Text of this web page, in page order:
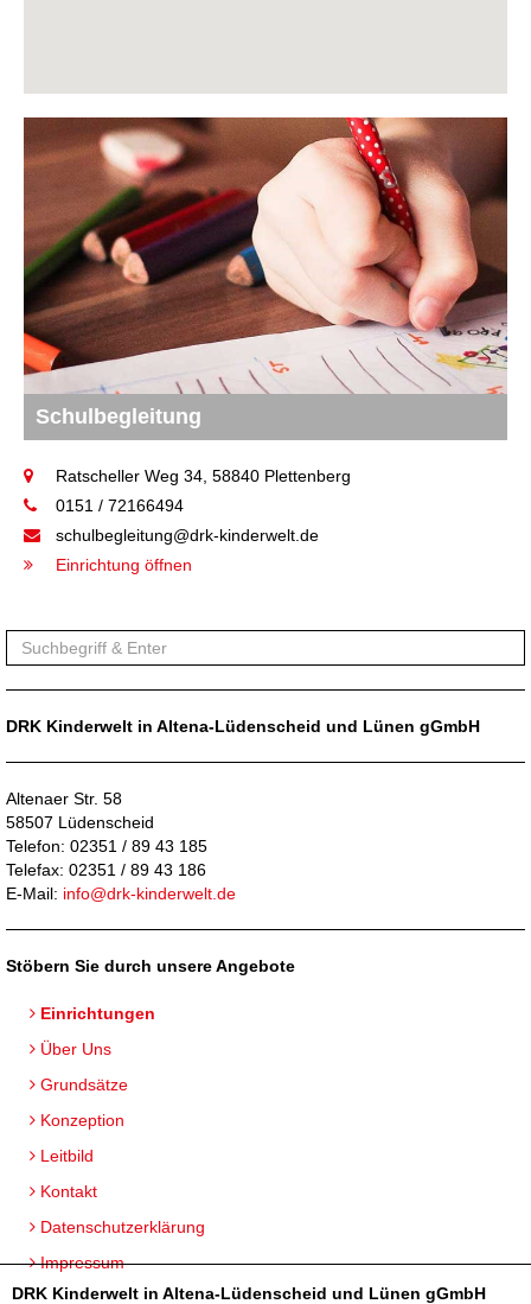
Schulbegleitung
Ratscheller Weg 34, 58840 Plettenberg
0151 / 72166494
schulbegleitung@drk-kinderwelt.de
Einrichtung öffnen
DRK Kinderwelt in Altena-Lüdenscheid und Lünen gGmbH
Altenaer Str. 58
58507 Lüdenscheid
Telefon: 02351 / 89 43 185
Telefax: 02351 / 89 43 186
E-Mail: info@drk-kinderwelt.de
Stöbern Sie durch unsere Angebote
Einrichtungen
Über Uns
Grundsätze
Konzeption
Leitbild
Kontakt
Datenschutzerklärung
Impressum
DRK Kinderwelt in Altena-Lüdenscheid und Lünen gGmbH